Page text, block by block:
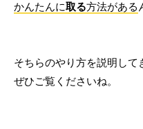
かんたんに取る方法がある
そちらのやり方を説明して
ぜひご覧くださいね。